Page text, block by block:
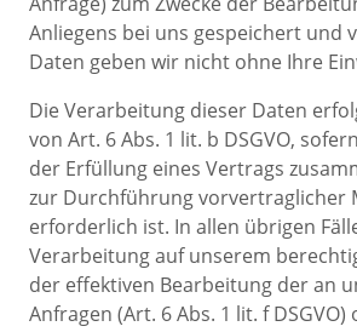
Anliegens bei uns gespeichert und
Daten geben wir nicht ohne Ihre
Die Verarbeitung dieser Daten
von Art. 6 Abs. 1 lit. b DSGVO,
der Erfüllung eines Vertrags
zur Durchführung vorvertraglicher
erforderlich ist. In allen übrigen
Verarbeitung auf unserem
der effektiven Bearbeitung der an
Anfragen (Art. 6 Abs. 1 lit. f